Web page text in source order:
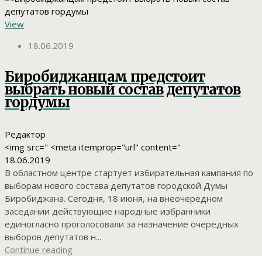
View
18.06.2019
Биробиджанцам предстоит
выбрать новый состав депутатов
гордумы
Редактор
<img src=" <meta itemprop="url" content="
18.06.2019
В областном центре стартует избирательная кампания по
выборам нового состава депутатов городской Думы
Биробиджана. Сегодня, 18 июня, на внеочередном
заседании действующие народные избранники
единогласно проголосовали за назначение очередных
выборов депутатов н...
Continue reading